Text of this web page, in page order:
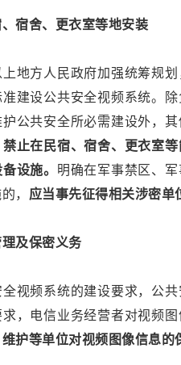
宿舍、更衣室等地安装
上地方人民政府加强统筹规划
准建设公共安全视频系统。
公共安全所必需建设外，
禁止在民宿、宿舍、更衣室
设施。 明确在军事禁区、
， 应当事先征得相关涉密单
及保密义务
全视频系统的建设要求，公
，电信业务经营者对视频
护等单位对视频图像信息的